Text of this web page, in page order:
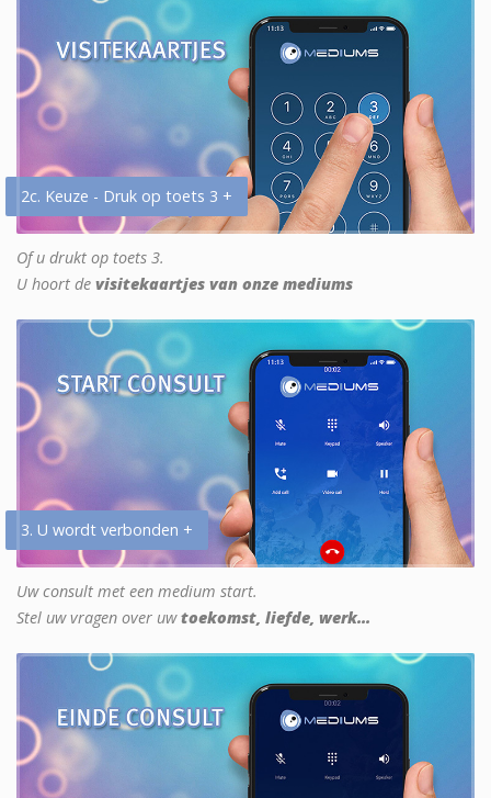
2c. Keuze - Druk op toets 3 +
Of u drukt op toets 3.
U hoort de visitekaartjes van onze mediums
3. U wordt verbonden +
Uw consult met een medium start.
Stel uw vragen over uwtoekomst, liefde, werk...